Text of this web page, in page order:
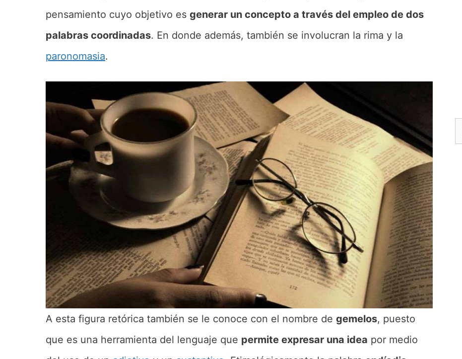
pensamiento cuyo objetivo es generar un concepto a través del empleo de dos
palabras coordinadas. En donde además, también se involucran la rima y la
paronomasia.
A esta figura retórica también se le conoce con el nombre de gemelos, puesto
que es una herramienta del lenguaje que permite expresar una idea por medio